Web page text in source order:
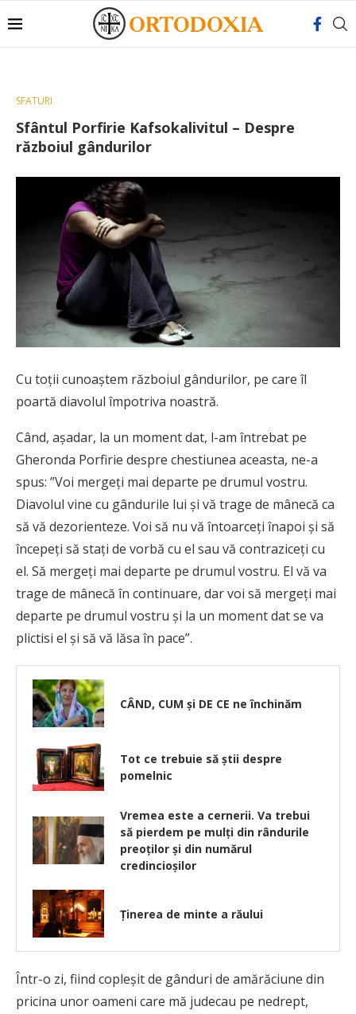
SFATURI
Sfântul Porfirie Kafsokalivitul – Despre
războiul gândurilor
Cu toții cunoaștem războiul gândurilor, pe care îl
poartă diavolul împotriva noastră.
Când, așadar, la un moment dat, l-am întrebat pe
Gheronda Porfirie despre chestiunea aceasta, ne-a
spus: ”Voi mergeți mai departe pe drumul vostru.
Diavolul vine cu gândurile lui și vă trage de mânecă ca
să vă dezorienteze. Voi să nu vă întoarceți înapoi și să
începeți să stați de vorbă cu el sau vă contraziceți cu
el. Să mergeți mai departe pe drumul vostru. El vă va
trage de mânecă în continuare, dar voi să mergeți mai
departe pe drumul vostru și la un moment dat se va
plictisi el și să vă lăsa în pace”.
CÂND, CUM și DE CE ne închinăm
Tot ce trebuie să știi despre
pomelnic
Vremea este a cernerii. Va trebui
să pierdem pe mulți din rândurile
preoților și din numărul
credincioșilor
Ținerea de minte a răului
Într-o zi, fiind copleșit de gânduri de amărăciune din
pricina unor oameni care mă judecau pe nedrept,